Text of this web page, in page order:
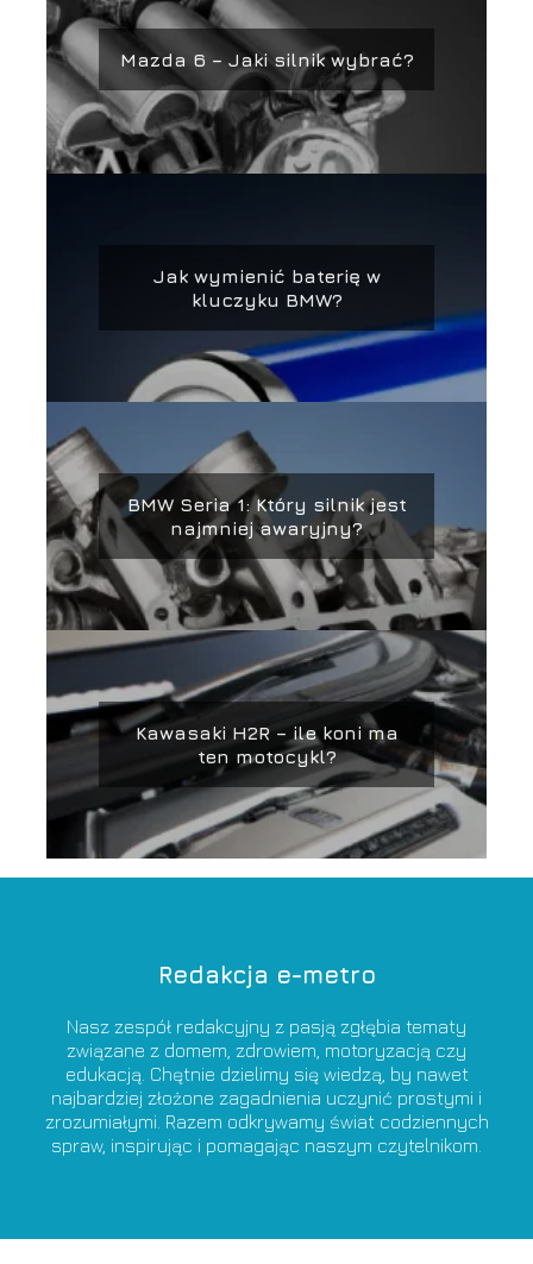
Mazda 6 – Jaki silnik wybrać?
Jak wymienić baterię w
kluczyku BMW?
BMW Seria 1: Który silnik jest
najmniej awaryjny?
Kawasaki H2R – ile koni ma
ten motocykl?
Redakcja e-metro
Nasz zespół redakcyjny z pasją zgłębia tematy
związane z domem, zdrowiem, motoryzacją czy
edukacją. Chętnie dzielimy się wiedzą, by nawet
najbardziej złożone zagadnienia uczynić prostymi i
zrozumiałymi. Razem odkrywamy świat codziennych
spraw, inspirując i pomagając naszym czytelnikom.